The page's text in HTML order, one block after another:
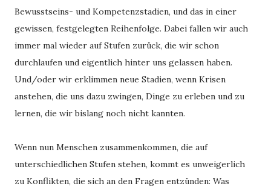
Bewusstseins- und Kompetenzstadien, und das in einer
gewissen, festgelegten Reihenfolge. Dabei fallen wir auch
immer mal wieder auf Stufen zurück, die wir schon
durchlaufen und eigentlich hinter uns gelassen haben.
Und/oder wir erklimmen neue Stadien, wenn Krisen
anstehen, die uns dazu zwingen, Dinge zu erleben und zu
lernen, die wir bislang noch nicht kannten.
Wenn nun Menschen zusammenkommen, die auf
unterschiedlichen Stufen stehen, kommt es unweigerlich
zu Konflikten, die sich an den Fragen entzünden: Was